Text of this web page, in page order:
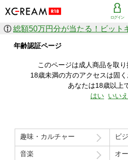
ログイン
作品を探す
ジャンル
人気のセール中商品
すべての作品から探す
価格の安い順
月間ランキング
年齢認証ページ
このページは成人商品を取り
18歳未満の方のアクセスは固く
あなたは18歳以上
はい いいえ
趣味・カルチャー ビ
音楽 オ